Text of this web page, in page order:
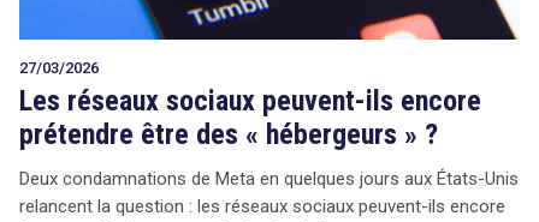
27/03/2026
Les réseaux sociaux peuvent-ils encore
prétendre être des « hébergeurs » ?
Deux condamnations de Meta en quelques jours aux États-Unis
relancent la question : les réseaux sociaux peuvent-ils encore